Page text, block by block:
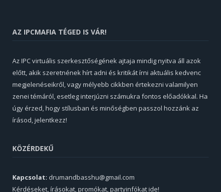
AZ IPCMAFIA TÉGED IS VÁR!
Az IPC virtuális szerkesztőségének ajtaja mindig nyitva áll azok
előtt, akik szeretnének hírt adni és kritikát írni aktuális kedvenc
megjelenéseikről, vagy mélyebb cikkben értekezni valamilyen
zenei témáról, esetleg interjúzni számukra fontos előadókkal. Ha
úgy érzed, hogy stílusban és minőségben passzol hozzánk az
írásod, jelentkezz!
KÖZÉRDEKŰ
Kapcsolat: drumandbasshu@gmail.com
Kérdéseket, írásokat, promókat, partyinfókat ide!